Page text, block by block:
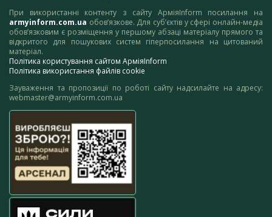
При використанні контенту з сайту АрміяInform посилання на
armyinform.com.ua обов’язкове. Для суб’єктів у сфері онлайн-медіа
обов’язковим є розміщення у першому абзаці матеріалу прямого та
відкритого для пошукових систем гіперпосилання на цитований
матеріал.
Політика користування сайтом АрміяInform
Політика використання файлів cookie
Зауваження та пропозиції по роботі сайту надсилайте на адресу:
webmaster@armyinform.com.ua